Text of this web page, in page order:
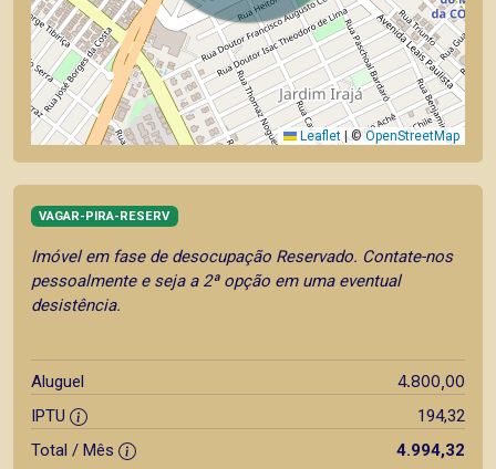
Leaflet |©OpenStreetMap
VAGAR-PIRA-RESERV
Imóvel em fase de desocupação Reservado. Contate-nos
pessoalmente e seja a 2ª opção em uma eventual
desistência.
Aluguel 4.800,00
IPTU
194,32
Total / Mês
4.994,32